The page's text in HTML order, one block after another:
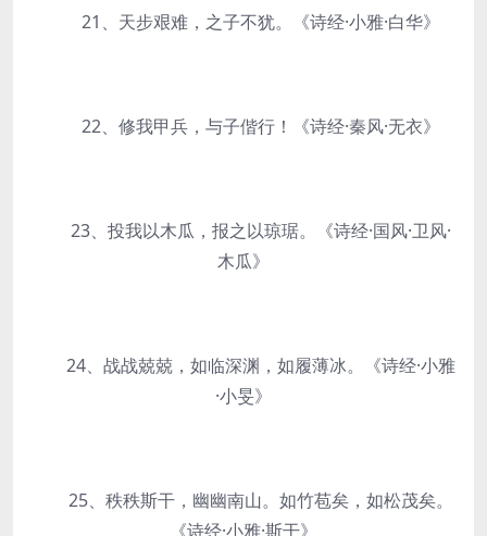
21、天步艰难，之子不犹。《诗经·小雅·白华》
22、修我甲兵，与子偕行！《诗经·秦风·无衣》
23、投我以木瓜，报之以琼琚。《诗经·国风·卫风·
木瓜》
24、战战兢兢，如临深渊，如履薄冰。《诗经·小雅
·小旻》
25、秩秩斯干，幽幽南山。如竹苞矣，如松茂矣。
《诗经·小雅·斯干》